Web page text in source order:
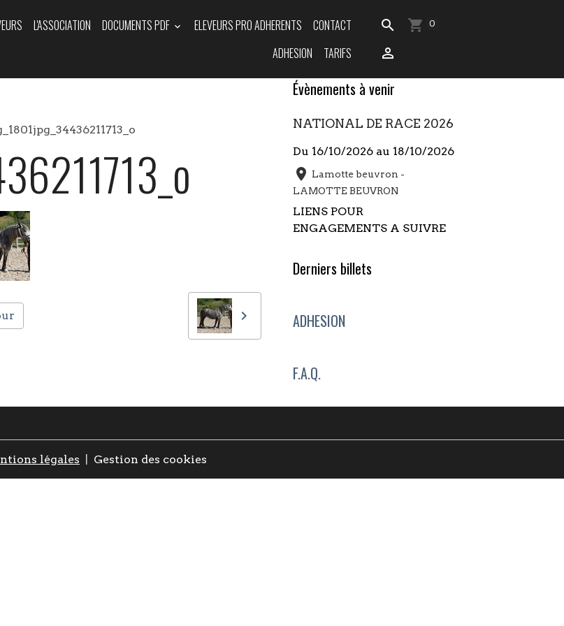
L'ASSOCIATION DOCUMENTS PDF ELEVEURS PRO ADHERENTS
CONTACT
ADHESION
TARIFS
0
Évènements à venir
NATIONAL DE RACE 2026
Du 16/10/2026 au 18/10/2026
Lamotte beuvron -
LAMOTTE BEUVRON
LIENS POUR
ENGAGEMENTS A SUIVRE
Derniers billets
ADHESION
F.A.Q.
légales Gestion des cookies